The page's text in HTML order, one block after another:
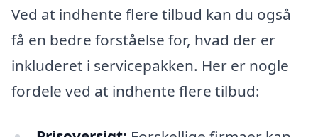
Ved at indhente flere tilbud kan du også
få en bedre forståelse for, hvad der er
inkluderet i servicepakken. Her er nogle
fordele ved at indhente flere tilbud: